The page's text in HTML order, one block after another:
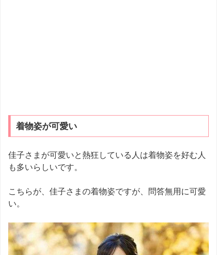
着物姿が可愛い
佳子さまが可愛いと熱狂している人は着物姿を好む人
も多いらしいです。
こちらが、佳子さまの着物姿ですが、問答無用に可愛
い。